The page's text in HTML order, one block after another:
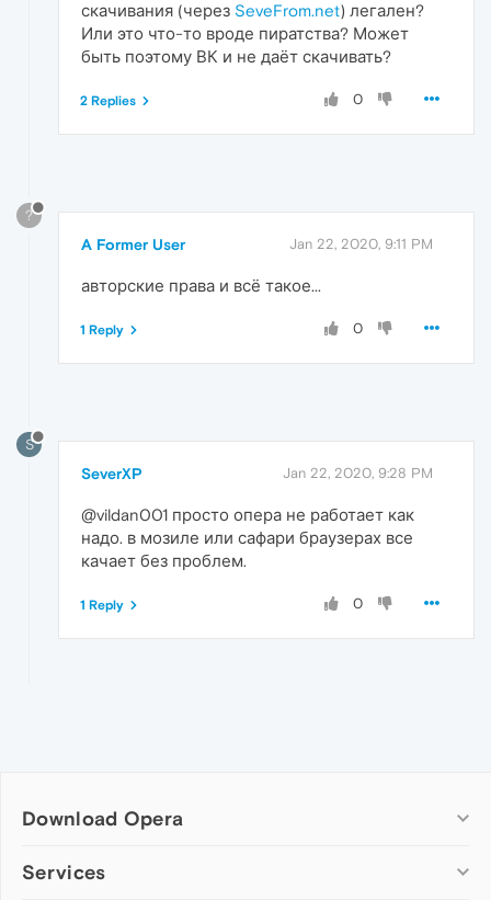
скачивания (через SeveFrom.net) легален?
Или это что-то вроде пиратства? Может
быть поэтому ВК и не даёт скачивать?
0
2 Replies
?
A Former User Jan 22, 2020, 9:11 PM
авторские права и всё такое...
0
1 Reply
S
SeverXP Jan 22, 2020, 9:28 PM
@vildan001 просто опера не работает как
надо. в мозиле или сафари браузерах все
качает без проблем.
0
1 Reply
Download Opera
Computer browsers
Services